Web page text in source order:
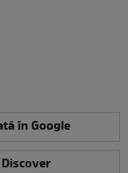
în Google